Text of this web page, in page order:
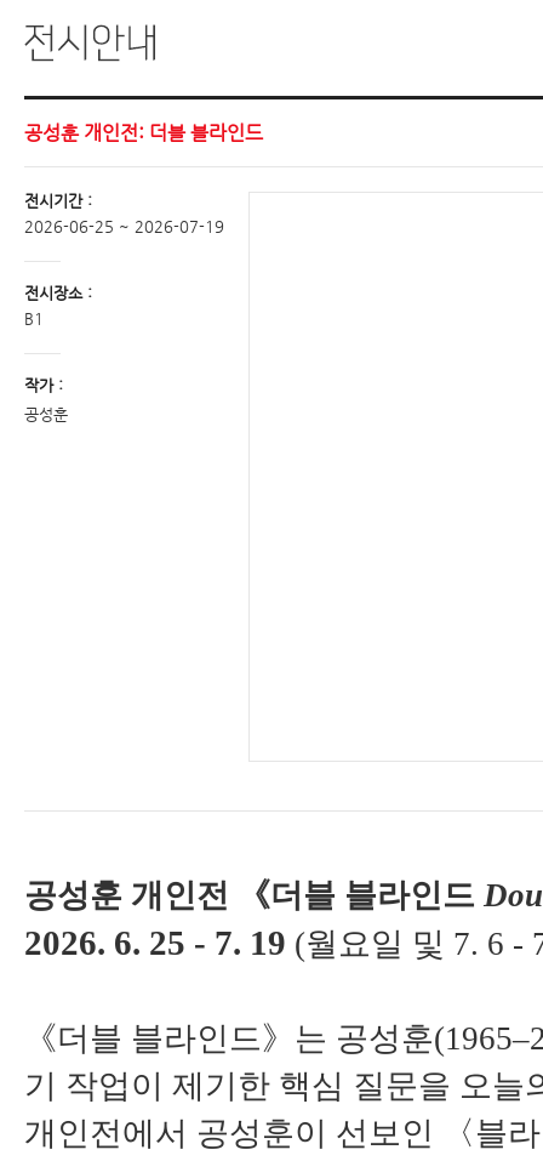
공성훈 개인전: 더블 블라인드
전시기간 :
2026-06-25 ~ 2026-07-19
전시장소 :
B1
작가 :
공성훈
공성훈 개인전 《더블 블라인드
2026. 6. 25 - 7. 19 (월요일 및 7. 6 -
《더블 블라인드》 는 공성훈(1965–
기 작업이 제기한 핵심 질문을 오늘
개인전에서 공성훈이 선보인
〈 블